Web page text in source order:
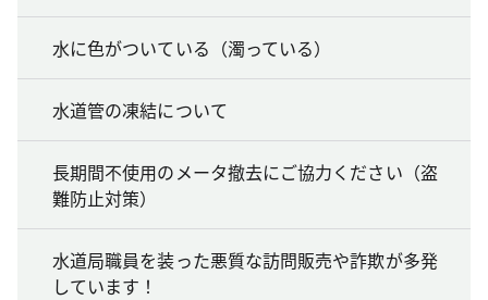
水に色がついている（濁っている）
水道管の凍結について
長期間不使用のメータ撤去にご協力ください（盗
難防止対策）
水道局職員を装った悪質な訪問販売や詐欺が多発
しています！